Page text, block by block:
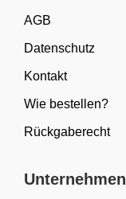
AGB
Datenschutz
Kontakt
Wie bestellen?
Rückgaberecht
Unternehmen